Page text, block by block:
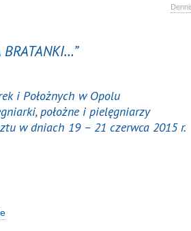
BRATANKI…”
i Położnych w Opolu
położne i pielęgniarzy
w dniach 19 – 21 czerwca 2015 r.